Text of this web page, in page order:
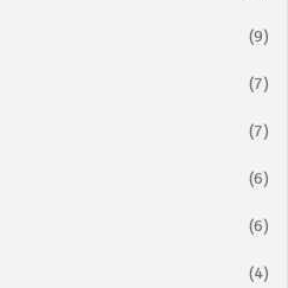
(9)
(7)
(7)
(6)
(6)
(4)